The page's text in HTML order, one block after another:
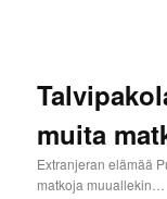
muita
Extranjeran elämää
matkoja muuallekin…